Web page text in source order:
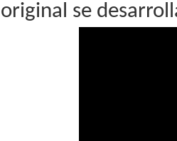
original se